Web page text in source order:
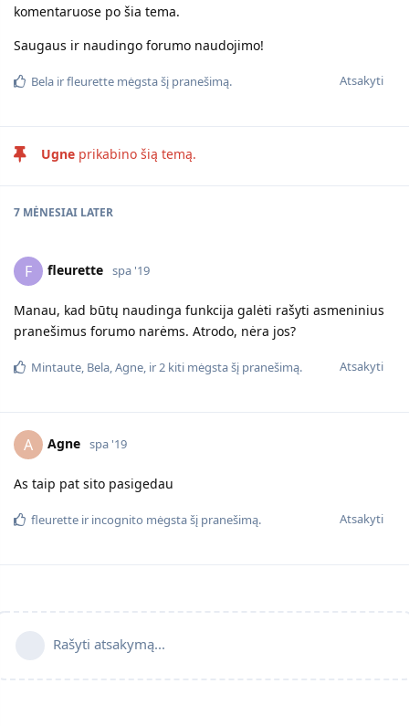
komentaruose po šia tema.
Saugaus ir naudingo forumo naudojimo!
Atsakyti
Bela irfleurette mėgsta šį pranešimą.
Ugne prikabino šią temą.
7 MĖNESIAI LATER
F fleurette spa '19
Manau, kad būtų naudinga funkcija galėti rašyti asmeninius
pranešimus forumo narėms. Atrodo, nėra jos?
Atsakyti
Mintaute, Bela,Agne, ir2 kiti mėgsta šį pranešimą.
A Agne spa '19
As taip pat sito pasigedau
Atsakyti
fleurette ir incognito mėgsta šį pranešimą.
Rašyti atsakymą...